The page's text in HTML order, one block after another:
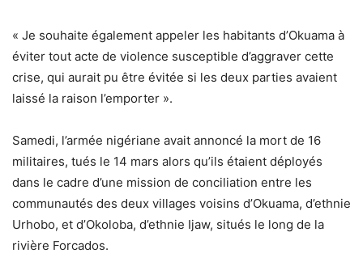
« Je souhaite également appeler les habitants d’Okuama à
éviter tout acte de violence susceptible d’aggraver cette
crise, qui aurait pu être évitée si les deux parties avaient
laissé la raison l’emporter ».
Samedi, l’armée nigériane avait annoncé la mort de 16
militaires, tués le 14 mars alors qu’ils étaient déployés
dans le cadre d’une mission de conciliation entre les
communautés des deux villages voisins d’Okuama, d’ethnie
Urhobo, et d’Okoloba, d’ethnie Ijaw, situés le long de la
rivière Forcados.